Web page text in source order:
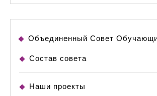
Объединенный Совет
Состав совета
Наши проекты